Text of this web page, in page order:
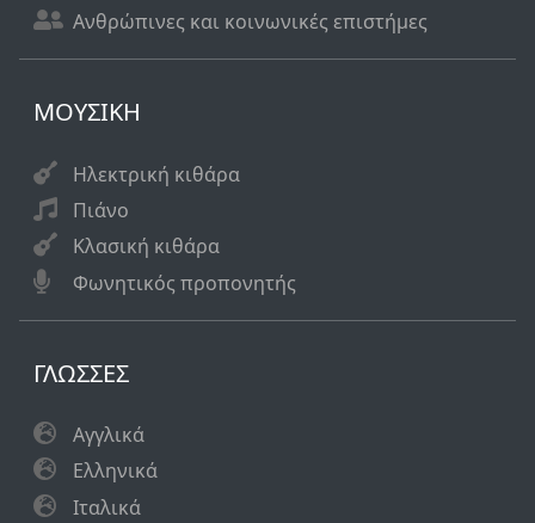
Ανθρώπινες και κοινωνικές επιστήμες
ΜΟΥΣΙΚΗ
Ηλεκτρική κιθάρα
Πιάνο
Κλασική κιθάρα
Φωνητικός προπονητής
ΓΛΩΣΣΕΣ
Αγγλικά
Eλληνικά
Ιταλικά